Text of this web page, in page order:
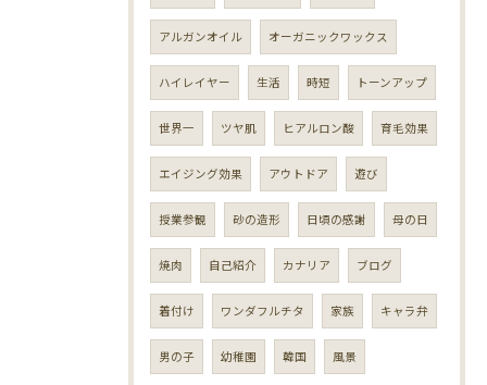
アルガンオイル オーガニックワックス
ハイレイヤー 生活 時短 トーンアップ
世界一 ツヤ肌 ヒアルロン酸 育毛効果
エイジング効果 アウトドア 遊び
授業参観 砂の造形 日頃の感謝 母の日
焼肉 自己紹介 カナリア ブログ
着付け ワンダフルチタ 家族 キャラ弁
男の子 幼稚園 韓国 風景